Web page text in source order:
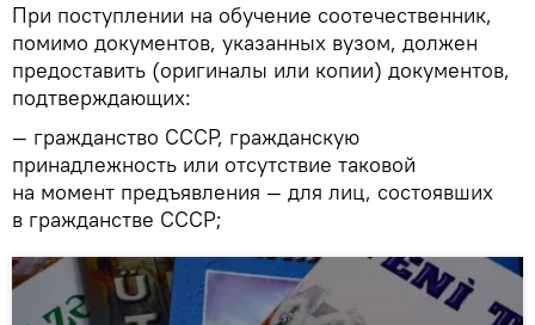
При поступлении на обучение соотечественник,
помимо документов, указанных вузом, должен
предоставить (оригиналы или копии) документов,
подтверждающих:
— гражданство СССР, гражданскую
принадлежность или отсутствие таковой
на момент предъявления — для лиц, состоявших
в гражданстве СССР;